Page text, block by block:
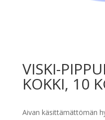
VISKI-
KOKKI, 10
Aivan käsittämättömän